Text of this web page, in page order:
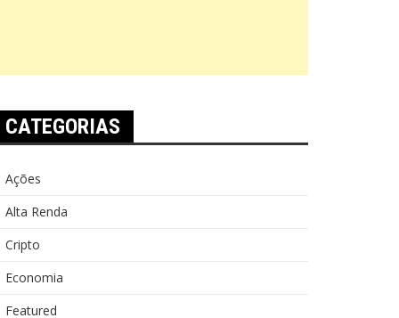
CATEGORIAS
Ações
Alta Renda
Cripto
Economia
Featured